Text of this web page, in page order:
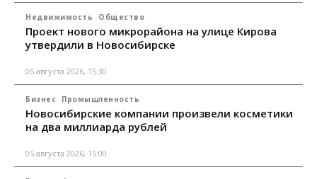
Недвижимость Общество
Проект нового микрорайона на улице Кирова
утвердили в Новосибирске
05 августа 2026, 15:30
Бизнес Промышленность
Новосибирские компании произвели косметики
на два миллиарда рублей
05 августа 2026, 15:00